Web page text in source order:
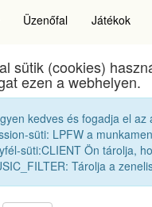
Üzenőfal Játékok
Brassai Sámuel
sütik (cookies)
ezen a webhelyen.
kedves és fogadja el
süti: LPFW a
süti:CLIENT Ön tárolja,
Tárolja a